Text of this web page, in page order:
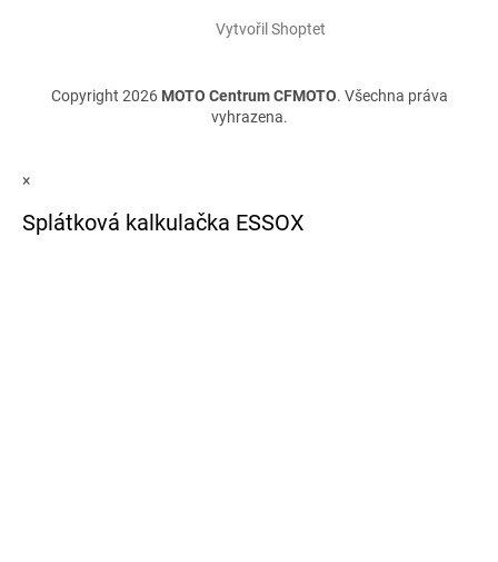
Vytvořil Shoptet
Copyright 2026 MOTO Centrum CFMOTO. Všechna práva
vyhrazena.
×
Splátková kalkulačka ESSOX